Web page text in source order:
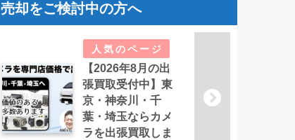
売却をご検討中の方へ
【2026年8月の出
張買取受付中】東
京・神奈川・千
葉・埼玉ならカメ
ラを出張買取しま